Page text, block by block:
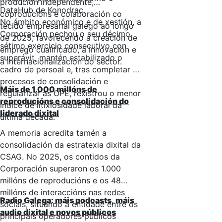
DataHub de Konodrac.
produción independente,
coproducións e colaboración co
tecido empresarial galego ao longo
de 2025, favorecendo a creación de
emprego cualificado, a innovación e
a internacionalización do sector.
No ámbito económico e de xestión, a
Corporación pechou o seu décimo
sétimo exercicio consecutivo con
superávit, mantén estabilizado o
cadro de persoal e, tras completar os
procesos de consolidación e
regularizar as OPE, rexistrou o menor
índice de litixiosidade laboral da
última década.
Máis de 1.000 millóns de
reproducións e consolidación do
liderado dixital
A memoria acredita tamén a
consolidación da estratexia dixital da
CSAG. No 2025, os contidos da
Corporación superaron os 1.000
millóns de reproducións e os 48
millóns de interaccións nas redes
sociais, situando a entidade entre os
principais operadores públicos
Radio Galega: máis podcasts, máis
audio dixital e novos públicos